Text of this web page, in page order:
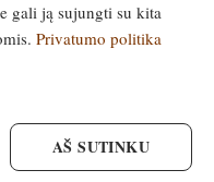
gali ją sujungti su kita
Privatumo politika
AŠ SUTINKU